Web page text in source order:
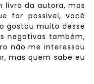
livro da autora, mas
for possivel, você
gostou muito desse
negativas também,
não me interessou
mas quem sabe eu